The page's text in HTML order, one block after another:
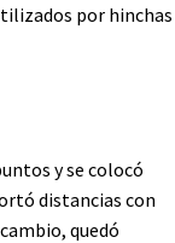
por hinchas
y se colocó
distancias con
quedó